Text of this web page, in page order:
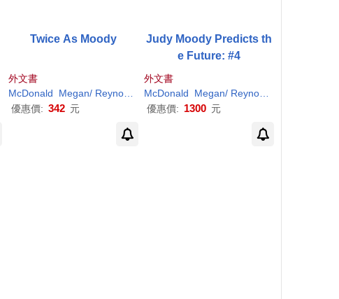
Peter H. (ILT)
Twice As Moody
外文書
McDonald
Megan/ Reynolds Peter H. (ILT)
優惠價: 342 元
Judy Moody Predicts th
e Future: #4
外文書
McDonald
Megan/ Reynolds
優惠價: 1300 元